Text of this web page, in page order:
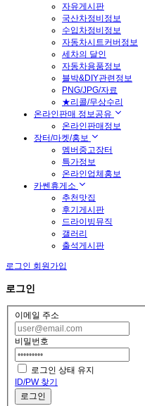
자유게시판
국산차정비정보
수입차정비정보
자동차시트커버정보
세차의 달인
자동차용품정보
블박&DIY관련정보
PNG/JPG/자료
★리콜/무상수리
온라인판매 정보공유
온라인판매정보
장터/마켓/홍보
멤버중고장터
특가정보
온라인업체홍보
카쎈휴게소
추천맛집
후기게시판
드라이빙뮤직
갤러리
출석게시판
로그인 회원가입
로그인
이메일 주소
비밀번호
로그인 상태 유지
ID/PW 찾기
로그인